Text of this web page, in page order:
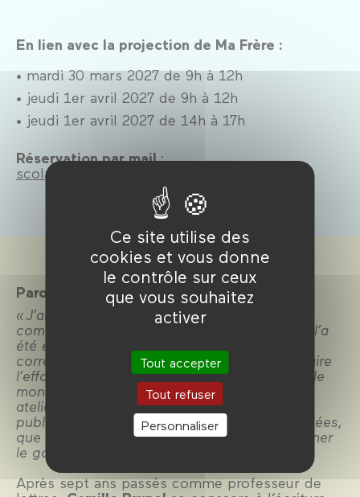
Ce site utilise des
cookies et vous donne
le contrôle sur ceux
que vous souhaitez
activer
Tout accepter
Tout refuser
Personnaliser
En lien avec la projection de Ma Frère :
• mardi 30 mars 2027 de 9h à 12h
• jeudi 1er avril 2027 de 9h à 12h
• jeudi 1er avril 2027 de 14h à 17h
Réservation par mail:
scolaires@forumdesimages.fr
Paroles de l’intervenant
« J’ai toujours envisagé l’analyse des images
comme l’analyse des textes, telle qu’elle me l’a
été enseignée dès le lycée : trouver les
correspondances souterraines de l'œuvre, faire
l’effort d’aller chercher plus que ce que tout le
monde est capable de voir ou de lire. Les
ateliers Critweet – via l’éducation à la parole
publique, et au jugement immédiat de nos idées,
que permet Twitter – sont l’occasion de donner
le goût de cet effort.»
Après sept ans passés comme professeur de